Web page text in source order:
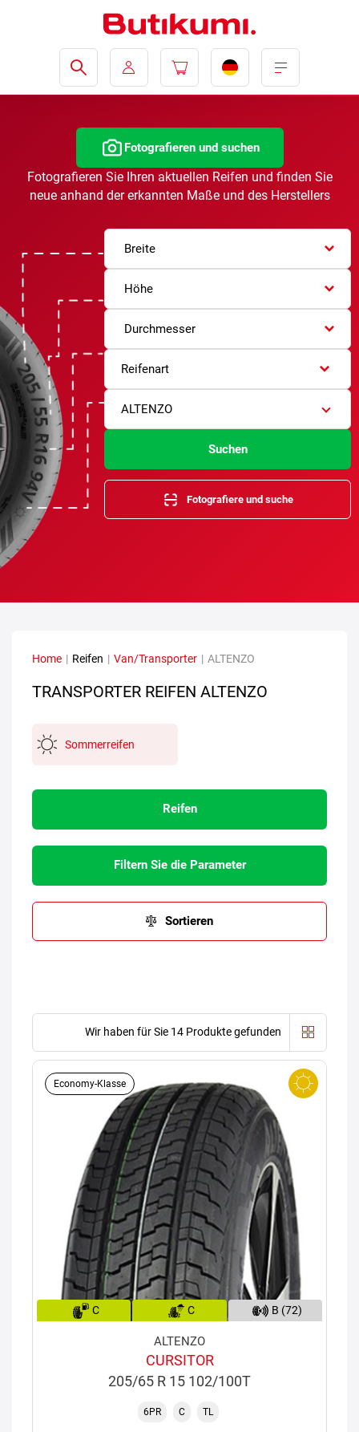
Fotografieren und suchen
Fotografieren Sie Ihren aktuellen Reifen und finden Sie
neue anhand der erkannten Maße und des Herstellers
Breite
Höhe
Durchmesser
Reifenart
ALTENZO
Suchen
Fotografiere und suche
Home | Reifen | Van/Transporter | ALTENZO
TRANSPORTER REIFEN ALTENZO
Sommerreifen
Reifen
Filtern Sie die Parameter
Sortieren
Wir haben für Sie 14 Produkte gefunden
Economy-Klasse
C C B (72)
ALTENZO
CURSITOR
205/65 R 15 102/100T
6PR C TL